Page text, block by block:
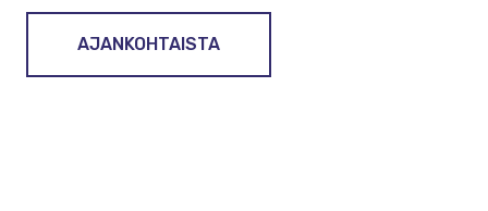
AJANKOHTAISTA